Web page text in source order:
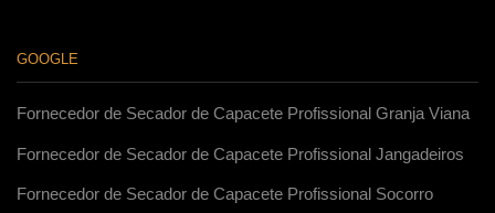
GOOGLE
Fornecedor de Secador de Capacete Profissional Granja Viana
Fornecedor de Secador de Capacete Profissional Jangadeiros
Fornecedor de Secador de Capacete Profissional Socorro